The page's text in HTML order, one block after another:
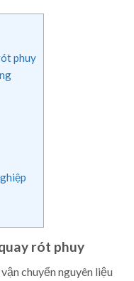
phuy
rót phuy
chuyển nguyên liệu